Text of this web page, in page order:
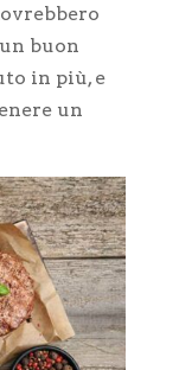
buon
in più, e
un